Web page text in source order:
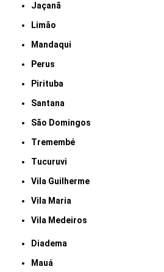
Jaçanã
Limão
Mandaqui
Perus
Pirituba
Santana
São Domingos
Tremembé
Tucuruvi
Vila Guilherme
Vila Maria
Vila Medeiros
Diadema
Mauá